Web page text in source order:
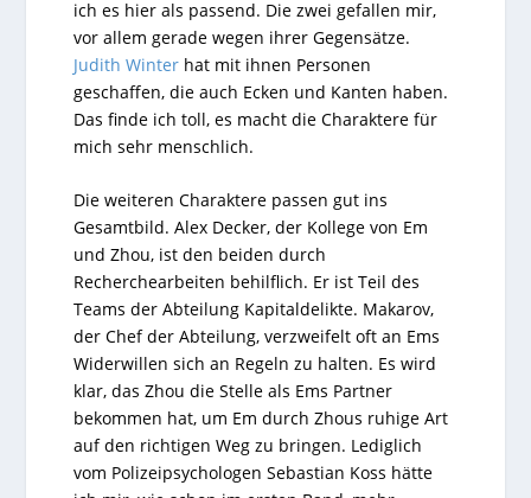
ich es hier als passend. Die zwei gefallen mir,
vor allem gerade wegen ihrer Gegensätze.
Judith Winter hat mit ihnen Personen
geschaffen, die auch Ecken und Kanten haben.
Das finde ich toll, es macht die Charaktere für
mich sehr menschlich.
Die weiteren Charaktere passen gut ins
Gesamtbild. Alex Decker, der Kollege von Em
und Zhou, ist den beiden durch
Recherchearbeiten behilflich. Er ist Teil des
Teams der Abteilung Kapitaldelikte. Makarov,
der Chef der Abteilung, verzweifelt oft an Ems
Widerwillen sich an Regeln zu halten. Es wird
klar, das Zhou die Stelle als Ems Partner
bekommen hat, um Em durch Zhous ruhige Art
auf den richtigen Weg zu bringen. Lediglich
vom Polizeipsychologen Sebastian Koss hätte